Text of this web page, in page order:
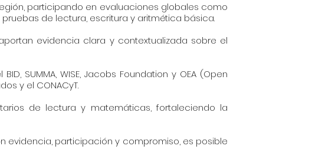
participando en evaluaciones globales como
pruebas de lectura, escritura y aritmética básica.
evidencia clara y contextualizada sobre el
SUMMA, WISE, Jacobs Foundation y OEA (Open
y el CONACyT.
de lectura y matemáticas, fortaleciendo la
evidencia, participación y compromiso, es posible